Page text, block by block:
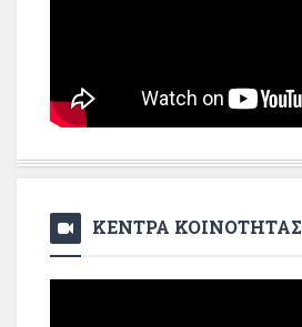
ΚΕΝΤΡΑ ΚΟΙΝΟΤΗΤΑΣ